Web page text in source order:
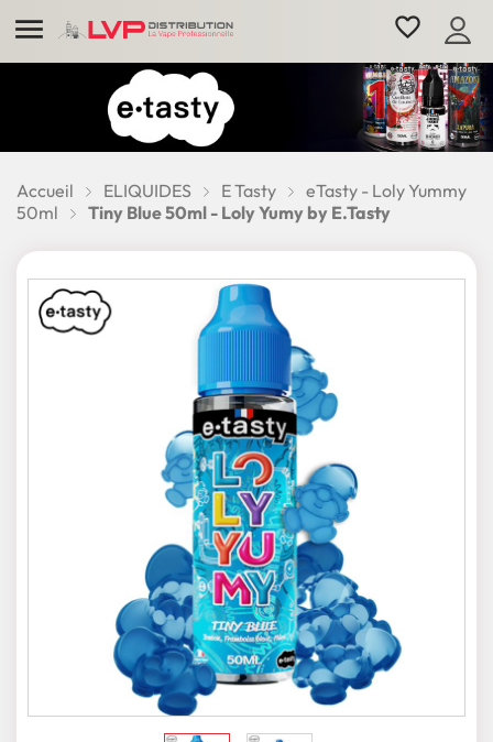
 favorite_border
Accueil ELIQUIDES E Tasty
eTasty - Loly Yummy
50ml
Tiny Blue 50ml - Loly Yumy by E.Tasty